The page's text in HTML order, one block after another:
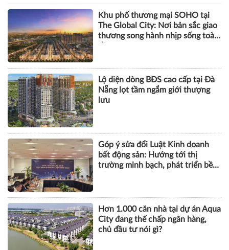
Khu phố thương mại SOHO tại
The Global City: Nơi bản sắc giao
thương song hành nhịp sống toàn
Lộ diện dòng BĐS cao cấp tại Đà
Nẵng lọt tầm ngắm giới thượng
lưu
Góp ý sửa đổi Luật Kinh doanh
bất động sản: Hướng tới thị
trường minh bạch, phát triển bền
Hơn 1.000 căn nhà tại dự án Aqua
City đang thế chấp ngân hàng,
chủ đầu tư nói gì?